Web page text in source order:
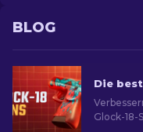
BLOG
Glock-18-